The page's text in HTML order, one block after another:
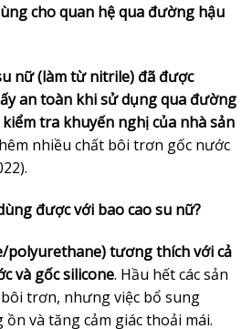
cho quan hệ qua đường hậu
nữ (làm từ nitrile) đã được
an toàn khi sử dụng qua đường
tra khuyến nghị của nhà sản
nhiều chất bôi trơn gốc nước
được với bao cao su nữ?
polyurethane) tương thích với cả
và gốc silicone. Hầu hết các sản
trơn, nhưng việc bổ sung
và tăng cảm giác thoải mái.